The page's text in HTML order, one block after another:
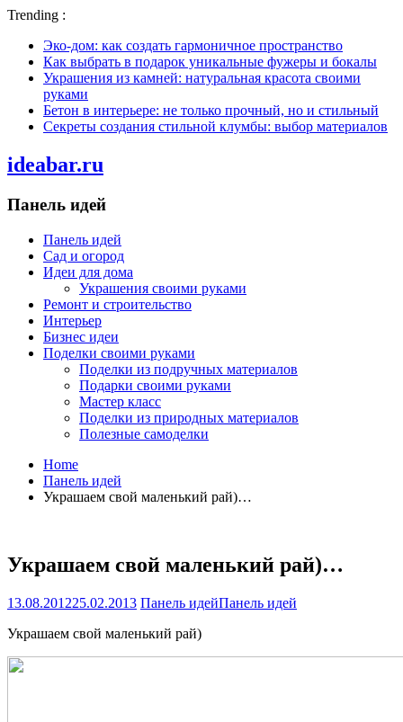
Trending :
Эко-дом: как создать гармоничное пространство
Как выбрать в подарок уникальные фужеры и бокалы
Украшения из камней: натуральная красота своими
руками
Бетон в интерьере: не только прочный, но и стильный
Секреты создания стильной клумбы: выбор материалов
ideabar.ru
Панель идей
Панель идей
Сад и огород
Идеи для дома
Украшения своими руками
Ремонт и строительство
Интерьер
Бизнес идеи
Поделки своими руками
Поделки из подручных материалов
Подарки своими руками
Мастер класс
Поделки из природных материалов
Полезные самоделки
Home
Панель идей
Украшаем свой маленький рай)…
Украшаем свой маленький рай)…
13.08.201225.02.2013 Панель идейПанель идей
Украшаем свой маленький рай)